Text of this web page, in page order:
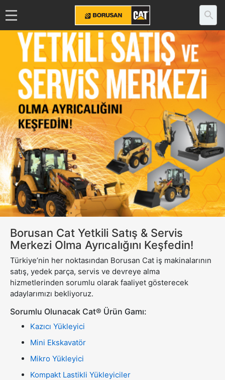
Borusan Cat Yetkili Satış & Servis
Merkezi Olma Ayrıcalığını Keşfedin!
Türkiye’nin her noktasından Borusan Cat iş makinalarının
satış, yedek parça, servis ve devreye alma
hizmetlerinden sorumlu olarak faaliyet gösterecek
adaylarımızı bekliyoruz.
Sorumlu Olunacak Cat® Ürün Gamı:
Kazıcı Yükleyici
Mini Ekskavatör
Mikro Yükleyici
Kompakt Lastikli Yükleyiciler